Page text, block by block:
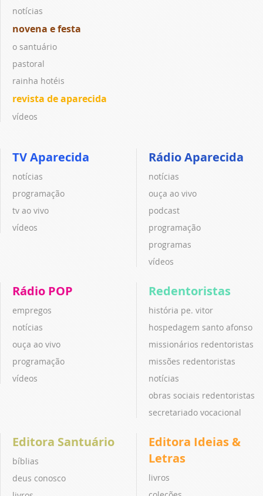
notícias
novena e festa
o santuário
pastoral
rainha hotéis
revista de aparecida
vídeos
TV Aparecida
notícias
programação
tv ao vivo
vídeos
Rádio Aparecida
notícias
ouça ao vivo
podcast
programação
programas
vídeos
Rádio POP
empregos
notícias
ouça ao vivo
programação
vídeos
Redentoristas
história pe. vitor
hospedagem santo afonso
missionários redentoristas
missões redentoristas
notícias
obras sociais redentoristas
secretariado vocacional
Editora Santuário
bíblias
deus conosco
Editora Ideias &
Letras
livros